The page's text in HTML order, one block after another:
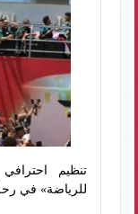
تنظيم
للرياضة» في رحلة